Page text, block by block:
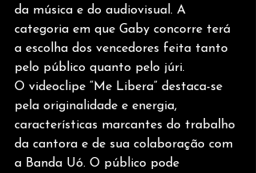
da música e do audiovisual. A
categoria em que Gaby concorre terá
a escolha dos vencedores feita tanto
pelo público quanto pelo júri.
O videoclipe “Me Libera” destaca-se
pela originalidade e energia,
características marcantes do trabalho
da cantora e de sua colaboração com
a Banda Uó. O público pode